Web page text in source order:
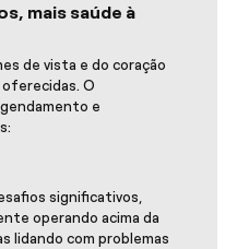
mais saúde à
de vista e do coração
oferecidas. O
e
significativos,
operando acima da
lidando com problemas